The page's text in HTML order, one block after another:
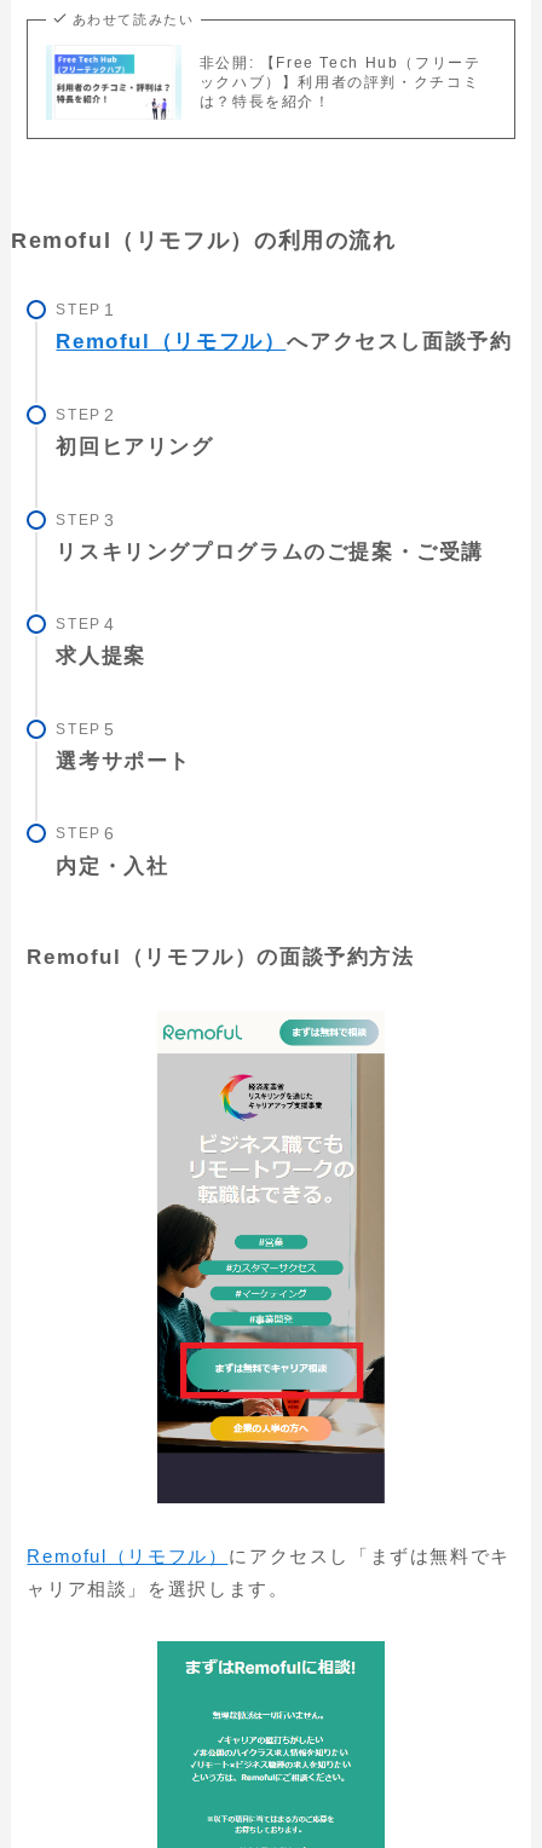
あわせて読みたい
非公開: 【Free Tech Hub（フリーテ
ックハブ）】利用者の評判・クチコミ
は？特長を紹介！
Remoful（リモフル）の利用の流れ
STEP
Remoful（リモフル） へアクセスし面談予約
STEP
初回ヒアリング
STEP
リスキリングプログラムのご提案・ご受講
STEP
求人提案
STEP
選考サポート
STEP
内定・入社
Remoful（リモフル）の面談予約方法
Remoful（リモフル） にアクセスし「まずは無料でキ
ャリア相談」を選択します。